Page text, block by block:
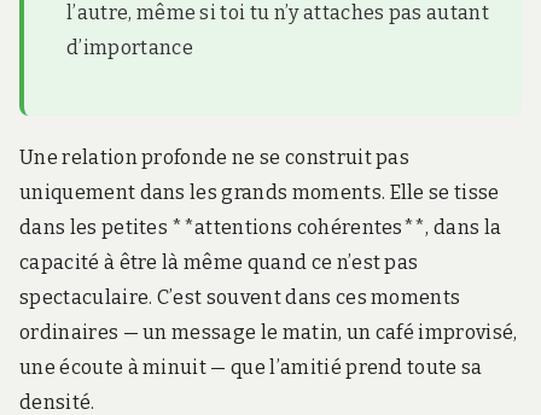
l’autre, même si toi tu n’y attaches pas autant
d’importance
Une relation profonde ne se construit pas
uniquement dans les grands moments. Elle se tisse
dans les petites **attentions cohérentes**, dans la
capacité à être là même quand ce n’est pas
spectaculaire. C’est souvent dans ces moments
ordinaires — un message le matin, un café improvisé,
une écoute à minuit — que l’amitié prend toute sa
densité.